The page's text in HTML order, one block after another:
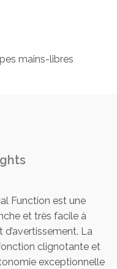
mains-libres
Function est une
et très facile à
La
clignotante et
exceptionnelle